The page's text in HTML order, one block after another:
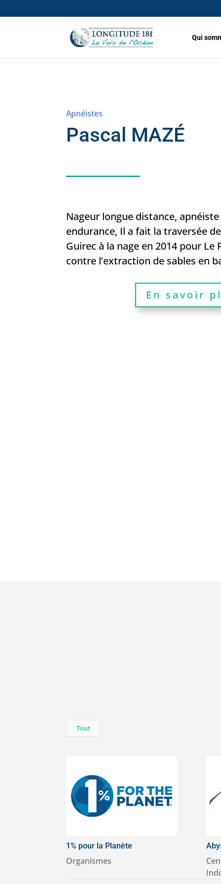
Qui
Apnéistes
Pascal MAZÉ
Nageur longue distance,
endurance, Il a fait la traversée
Guirec à la nage en 2014 pour Le
contre l’extraction de sables en
En savoir
Tout
1% pour la Planète
Organismes